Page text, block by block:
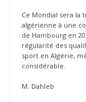
Ce Mondial sera
algérienne à une
de Hambourg en
régularité des
sport en Algérie,
considérable.
M. Dahleb